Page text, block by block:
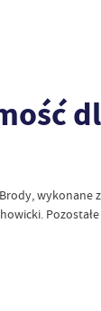
wykonane